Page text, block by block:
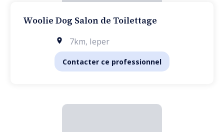
Woolie Dog Salon de Toilettage
7km, Ieper
Contacter ce professionnel